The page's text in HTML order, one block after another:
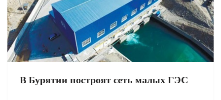
В Бурятии построят сеть малых ГЭС